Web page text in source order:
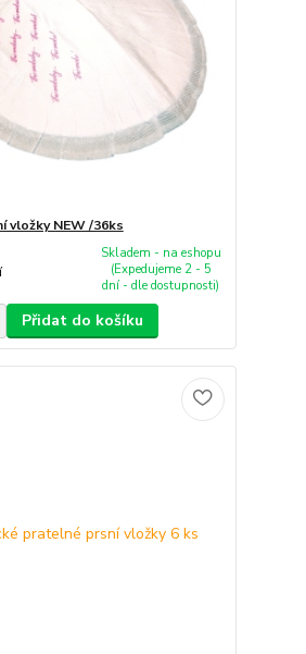
vložky NEW /36ks
Skladem - na eshopu
(Expedujeme 2 - 5
dní - dle dostupnosti)
Přidat do košíku